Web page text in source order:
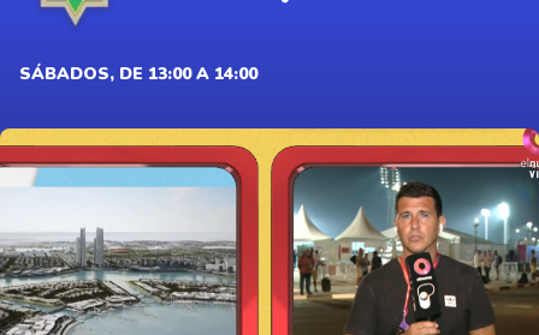
SÁBADOS, DE 13:00 A 14:00